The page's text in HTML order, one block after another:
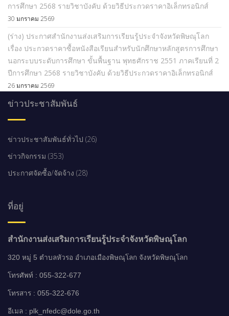
การศึกษา 2568 รายวิชาบังคับ ด้วยวิธีประกวดราคาอิเล็กทรอนิกส์
30 มกราคม 2569
(ร่าง) ประกาศสำนักงานส่งเสริมการเรียนรู้ประจำจังหวัดพิษณุโลก
เรื่อง ประกวดราคาซื้อหนังสือเรียนสำหรับนักศึกษาหลักสูตรการศึกษา
นอกระบบระดับการศึกษา ขั้นพื้นฐาน พุทธศักราช 2551 ภาคเรียนที่ 2
ปีการศึกษา 2568 รายวิชาบังคับ ด้วยวิธีประกวดราคาอิเล็กทรอนิกส์
26 มกราคม 2569
ข่าวประชาสัมพันธ์
ข่าวประชาสัมพันธ์ทั่วไป (26)
ข่าวกิจกรรม (353)
ประกาศจัดซื้อ/จัดจ้าง (28)
ที่อยู่
สำนักงานส่งเสริมการเรียนรู้ประจำจังหวัดพิษณุโลก
320 หมู่ 5 ตำบลหัวรอ อำเภอเมืองพิษณุโลก จังหวัดพิษณุโลก
โทรศัพท์ : 055-322-677
โทรสาร : 055-322-676
อีเมล : plk_nfedc@dole.go.th